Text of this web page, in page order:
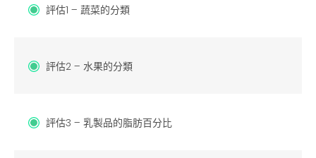
評估1 – 蔬菜的分類
評估2 – 水果的分類
評估3 – 乳製品的脂肪百分比